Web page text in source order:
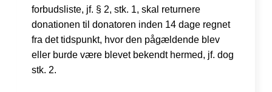
forbudsliste, jf. § 2, stk. 1, skal returnere
donationen til donatoren inden 14 dage regnet
fra det tidspunkt, hvor den pågældende blev
eller burde være blevet bekendt hermed, jf. dog
stk. 2.